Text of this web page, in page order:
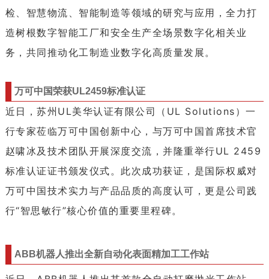
检、智慧物流、智能制造等领域的研究与应用，全力打
造树根数字智能工厂和安全生产全场景数字化相关业
务，共同推动化工制造业数字化高质量发展。
万可中国荣获UL2459标准认证
近日，苏州UL美华认证有限公司（UL Solutions）一
行专家莅临万可中国创新中心，与万可中国首席技术官
赵啸冰及技术团队开展深度交流，并隆重举行UL 2459
标准认证证书颁发仪式。此次成功获证，是国际权威对
万可中国技术实力与产品品质的高度认可，更是公司践
行“智思敏行”核心价值的重要里程碑。
ABB机器人推出全新自动化表面精加工工作站